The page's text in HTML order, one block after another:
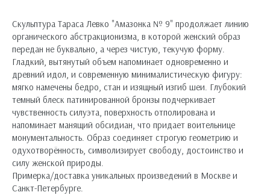
Скульптура Тараса Левко "Амазонка № 9" продолжает линию
органического абстракционизма, в которой женский образ
передан не буквально, а через чистую, текучую форму.
Гладкий, вытянутый объем напоминает одновременно и
древний идол, и современную минималистическую фигуру:
мягко намечены бедро, стан и изящный изгиб шеи. Глубокий
темный блеск патинированной бронзы подчеркивает
чувственность силуэта, поверхность отполирована и
напоминает манящий обсидиан, что придает воительнице
монументальность. Образ соединяет строгую геометрию и
одухотворённость, символизирует свободу, достоинство и
силу женской природы.
Примерка/доставка уникальных произведений в Москве и
Санкт-Петербурге.